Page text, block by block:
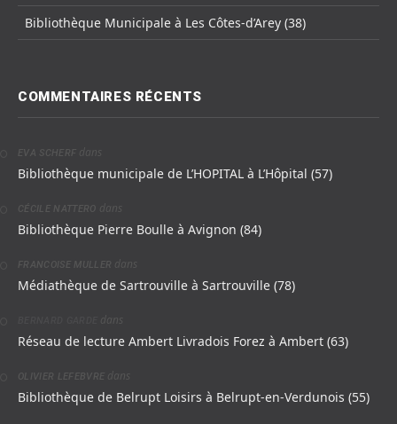
Bibliothèque Municipale à Les Côtes-d’Arey (38)
COMMENTAIRES RÉCENTS
EVA SCHERF dans
Bibliothèque municipale de L’HOPITAL à L’Hôpital (57)
CÉCILE NATTERO dans
Bibliothèque Pierre Boulle à Avignon (84)
FRANCOISE MULLER dans
Médiathèque de Sartrouville à Sartrouville (78)
dans
Réseau de lecture Ambert Livradois Forez à Ambert (63)
OLIVIER LEFEBVRE dans
Bibliothèque de Belrupt Loisirs à Belrupt-en-Verdunois (55)